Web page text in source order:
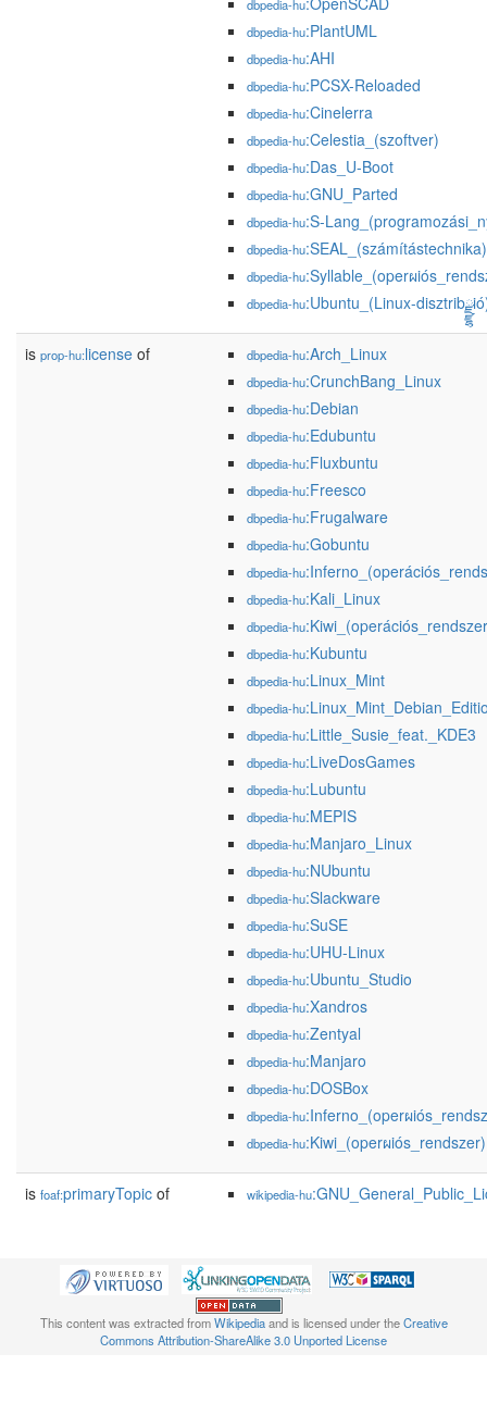
dbpedia-hu
dbpedia-hu:PlantUML
dbpedia-hu:AHI
dbpedia-hu:PCSX-Reloaded
dbpedia-hu:Cinelerra
dbpedia-hu:Celestia_(szoftver)
dbpedia-hu:Das_U-Boot
dbpedia-hu:GNU_Parted
dbpedia-hu:S-
dbpedia-hu:SEAL_(számítástechnika)
dbpedia-hu:Syllable_(operผ
dbpedia-hu:Ubuntu_(Linux-
is prop-hu:license of dbpedia-hu:Arch_Linux
dbpedia-hu:CrunchBang_Linux
dbpedia-hu:Debian
dbpedia-hu:Edubuntu
dbpedia-hu:Fluxbuntu
dbpedia-hu:Freesco
dbpedia-hu:Frugalware
dbpedia-hu:Gobuntu
dbpedia-hu
dbpedia-hu:Kali_Linux
dbpedia-hu
dbpedia-hu:Kubuntu
dbpedia-hu:Linux_Mint
dbpedia-hu
dbpedia-hu:Little_Susie_feat._KDE3
dbpedia-hu:LiveDosGames
dbpedia-hu:Lubuntu
dbpedia-hu:MEPIS
dbpedia-hu:Manjaro_Linux
dbpedia-hu:NUbuntu
dbpedia-hu:Slackware
dbpedia-hu:SuSE
dbpedia-hu:UHU-Linux
dbpedia-hu:Ubuntu_Studio
dbpedia-hu:Xandros
dbpedia-hu:Zentyal
dbpedia-hu:Manjaro
dbpedia-hu:DOSBox
dbpedia-hu:Inferno_(operผ
dbpedia-hu:Kiwi_(operผiós_rendszer)
is foaf:primaryTopic of wikipedia-hu
This content was extracted fromWikipediaand is licensed under theCreative
Commons Attribution-ShareAlike 3.0 Unported License